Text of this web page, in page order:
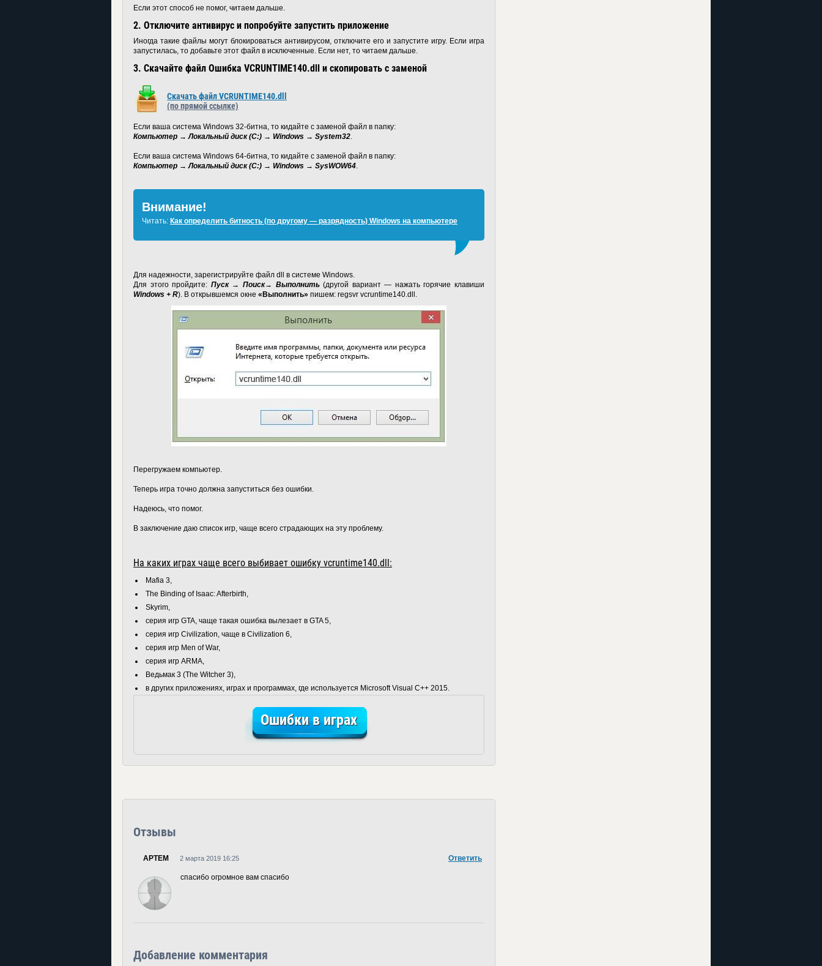
Если этот способ не помог, читаем дальше.
2. Отключите антивирус и попробуйте запустить приложение
Иногда такие файлы могут блокироваться антивирусом, отключите его и запустите игру. Если игра
запустилась, то добавьте этот файл в исключенные. Если нет, то читаем дальше.
3. Скачайте файл Ошибка VCRUNTIME140.dll и скопировать с заменой
Скачать файл VCRUNTIME140.dll
(по прямой ссылке)
Если ваша система Windows 32-битна, то кидайте с заменой файл в папку:
Компьютер → Локальный диск (C:) → Windows → System32.
Если ваша система Windows 64-битна, то кидайте с заменой файл в папку:
Компьютер → Локальный диск (C:) → Windows → SysWOW64.
Внимание!
Читать: Как определить битность (по другому — разрядность) Windows на компьютере
Для надежности, зарегистрируйте файл dll в системе Windows.
Для этого пройдите: Пуск → Поиск→ Выполнить(другой вариант — нажать горячие клавиши
Windows + R). В открывшемся окне «Выполнить» пишем: regsvr vcruntime140.dll.
Перегружаем компьютер.
Теперь игра точно должна запуститься без ошибки.
Надеюсь, что помог.
В заключение даю список игр, чаще всего страдающих на эту проблему.
На каких играх чаще всего выбивает ошибку vcruntime140.dll:
Mafia 3,
The Binding of Isaac: Afterbirth,
Skyrim,
серия игр GTA, чаще такая ошибка вылезает в GTA 5,
серия игр Civilization, чаще в Civilization 6,
серия игр Men of War,
серия игр ARMA,
Ведьмак 3 (The Witcher 3),
в других приложениях, играх и программах, где используется Microsoft Visual C++ 2015.
Ошибки в играх
Отзывы
АРТЕМ Ответить
2 марта 2019 16:25
спасибо огромное вам спасибо
Добавление комментария